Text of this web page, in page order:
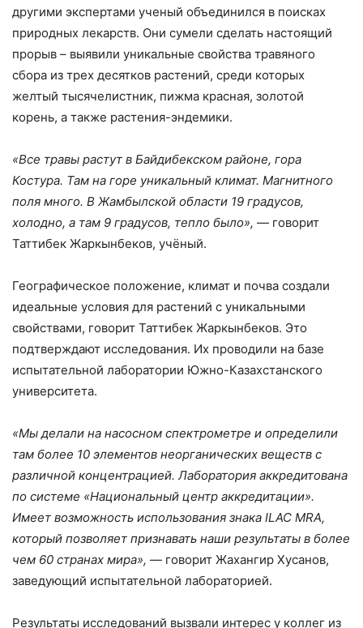
другими экспертами ученый объединился в поисках
природных лекарств. Они сумели сделать настоящий
прорыв – выявили уникальные свойства травяного
сбора из трех десятков растений, среди которых
желтый тысячелистник, пижма красная, золотой
корень, а также растения-эндемики.
«Все травы растут в Байдибекском районе, гора
Костура. Там на горе уникальный климат. Магнитного
поля много. В Жамбылской области 19 градусов,
холодно, а там 9 градусов, тепло было», — говорит
Таттибек Жаркынбеков, учёный.
Географическое положение, климат и почва создали
идеальные условия для растений с уникальными
свойствами, говорит Таттибек Жаркынбеков. Это
подтверждают исследования. Их проводили на базе
испытательной лаборатории Южно-Казахстанского
университета.
«Мы делали на насосном спектрометре и определили
там более 10 элементов неорганических веществ с
различной концентрацией. Лаборатория аккредитована
по системе «Национальный центр аккредитации».
Имеет возможность использования знака ILAC MRA,
который позволяет признавать наши результаты в более
чем 60 странах мира», — говорит Жахангир Хусанов,
заведующий испытательной лабораторией.
Результаты исследований вызвали интерес у коллег из